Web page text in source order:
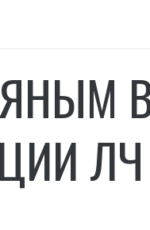
ЛЧ